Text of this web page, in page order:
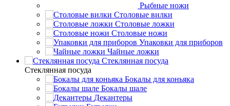
Рыбные ножи
Столовые вилки
Столовые ложки
Столовые ножи
Упаковки для приборов
Чайные ложки
Стеклянная посуда
Стеклянная посуда
Бокалы для коньяка
Бокалы шале
Декантеры